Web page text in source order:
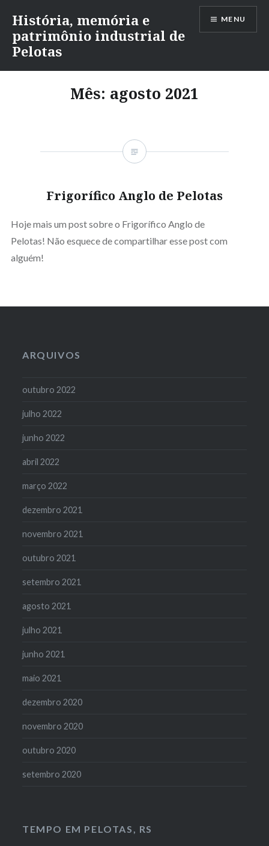
para
conteúdo
História, memória e
patrimônio industrial de
Pelotas
MENU
Mês: agosto 2021
Frigorífico Anglo de Pelotas
Hoje mais um post sobre o Frigorífico Anglo de
Pelotas! Não esquece de compartilhar esse post com
alguém!
ARQUIVOS
outubro 2022
julho 2022
junho 2022
abril 2022
março 2022
dezembro 2021
novembro 2021
outubro 2021
setembro 2021
agosto 2021
julho 2021
junho 2021
maio 2021
dezembro 2020
novembro 2020
outubro 2020
setembro 2020
TEMPO EM PELOTAS, RS